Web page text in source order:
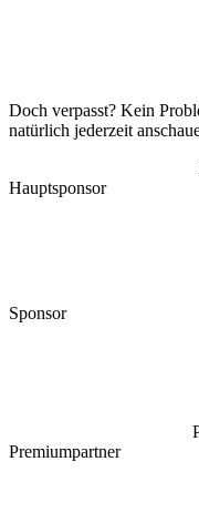
Doch verpasst? Kein
natürlich jederzeit
Hauptsponsor
Sponsor
Premiumpartner